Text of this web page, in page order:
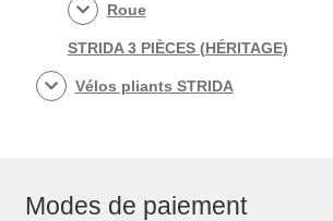
Roue
STRIDA 3 PIÈCES (HÉRITAGE)
Vélos pliants STRIDA
Modes de paiement